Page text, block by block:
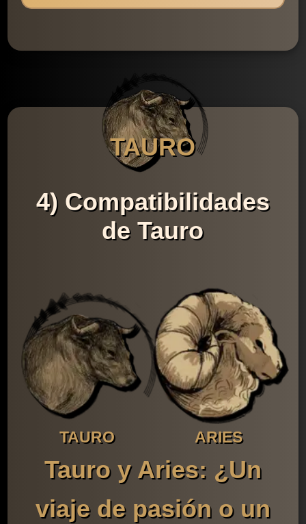
TAURO
4) Compatibilidades
de Tauro
TAURO ARIES
Tauro y Aries: ¿Un
viaje de pasión o un